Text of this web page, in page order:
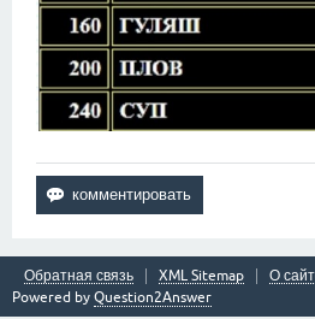
Обратная связь XML Sitemap О
Powered by Question2Answer